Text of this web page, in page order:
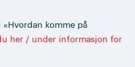
«Hvordan komme på
her / under informasjon for